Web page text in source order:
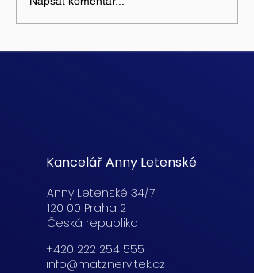
Kancelář Anny Letenské
Anny Letenské 34/7
120 00 Praha 2
Česká republika
+420 222 254 555
info@matznervitek.cz